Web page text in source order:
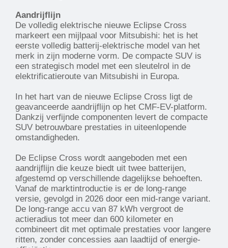
Aandrijflijn
De volledig elektrische nieuwe Eclipse Cross
markeert een mijlpaal voor Mitsubishi: het is het
eerste volledig batterij-elektrische model van het
merk in zijn moderne vorm. De compacte SUV is
een strategisch model met een sleutelrol in de
elektrificatieroute van Mitsubishi in Europa.
In het hart van de nieuwe Eclipse Cross ligt de
geavanceerde aandrijflijn op het CMF-EV-platform.
Dankzij verfijnde componenten levert de compacte
SUV betrouwbare prestaties in uiteenlopende
omstandigheden.
De Eclipse Cross wordt aangeboden met een
aandrijflijn die keuze biedt uit twee batterijen,
afgestemd op verschillende dagelijkse behoeften.
Vanaf de marktintroductie is er de long-range
versie, gevolgd in 2026 door een mid-range variant.
De long-range accu van 87 kWh vergroot de
actieradius tot meer dan 600 kilometer en
combineert dit met optimale prestaties voor langere
ritten, zonder concessies aan laadtijd of energie-